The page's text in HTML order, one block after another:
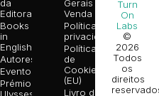
da
Editora
Books
in
English
Autores
Eventos
Prémio
Ulysses
Gerais de
Venda
Política de
privacidade
Política
de
Cookies
(EU)
Livro de
Turn
On
Labs
©
2026
Todos
os
direitos